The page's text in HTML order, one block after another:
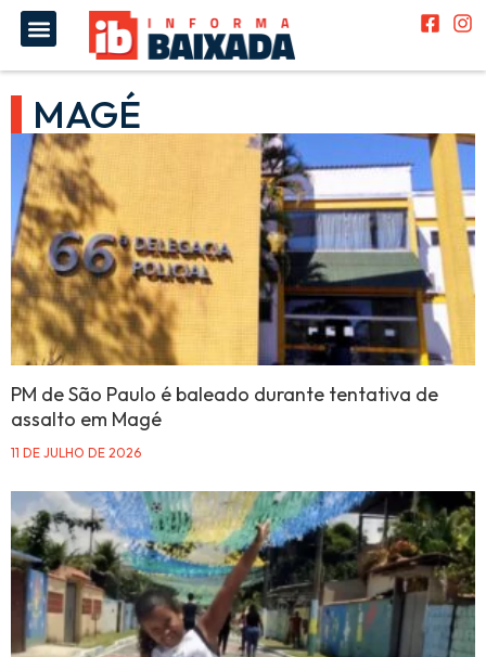
MAGÉ
PM de São Paulo é baleado durante tentativa de
assalto em Magé
11 DE JULHO DE 2026